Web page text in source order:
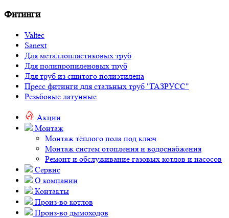
Фитинги
Valtec
Sanext
Для металлопластиковых труб
Для полипропиленовых труб
Для труб из сшитого полиэтилена
Пресс фитинги для стальных труб "ГАЗРУСС"
Резьбовые латунные
Акции
Монтаж
Монтаж тёплого пола под ключ
Монтаж систем отопления и водоснабжения
Ремонт и обслуживание газовых котлов и насосов
Сервис
О компании
Контакты
Произ-во котлов
Произ-во дымоходов